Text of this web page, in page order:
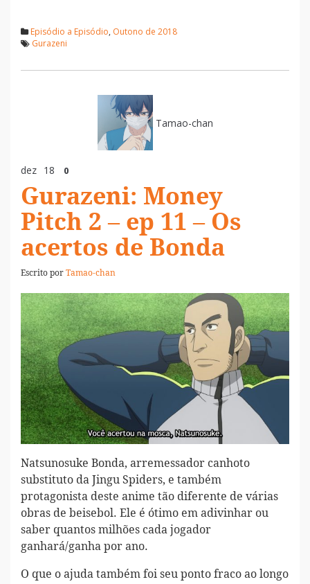
Episódio a Episódio, Outono de 2018
Gurazeni
Tamao-chan
dez 18 0
Gurazeni: Money
Pitch 2 – ep 11 – Os
acertos de Bonda
Escrito porTamao-chan
Natsunosuke Bonda, arremessador canhoto
substituto da Jingu Spiders, e também
protagonista deste anime tão diferente de várias
obras de beisebol. Ele é ótimo em adivinhar ou
saber quantos milhões cada jogador
ganhará/ganha por ano.
O que o ajuda também foi seu ponto fraco ao longo